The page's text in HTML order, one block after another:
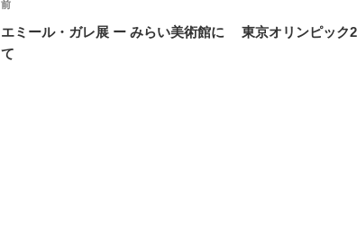
稿
ナ
前
の
投
前
エミール・ガレ展 ー みらい美術館に
て
東京オリンピック